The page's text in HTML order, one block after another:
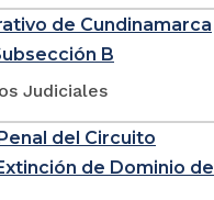
de Cundinamarca
B
Judiciales
del Circuito
de Dominio de